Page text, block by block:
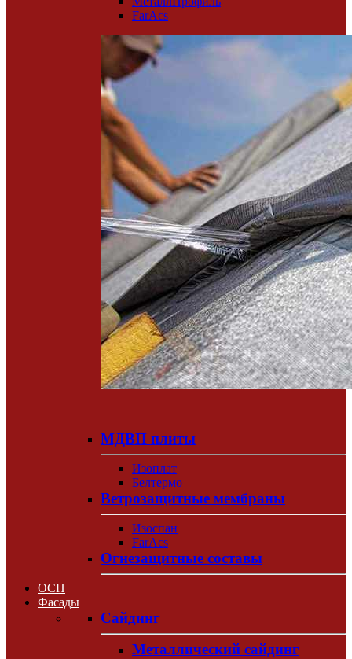
FarAcs
МДВП плиты
Изоплат
Белтермо
Ветрозащитные мембраны
Изоспан
FarAcs
Огнезащитные составы
ОСП
Фасады
Сайдинг
Металлический сайдинг